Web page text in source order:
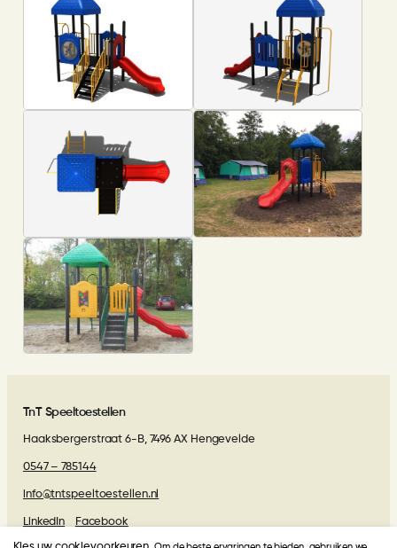
TnT Speeltoestellen
Haaksbergerstraat 6-B, 7496 AX Hengevelde
0547 – 785144
info@tntspeeltoestellen.nl
LinkedIn Facebook